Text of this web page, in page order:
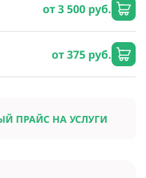
от 3 500 руб.
от 375 руб.
ПРАЙС НА УСЛУГИ